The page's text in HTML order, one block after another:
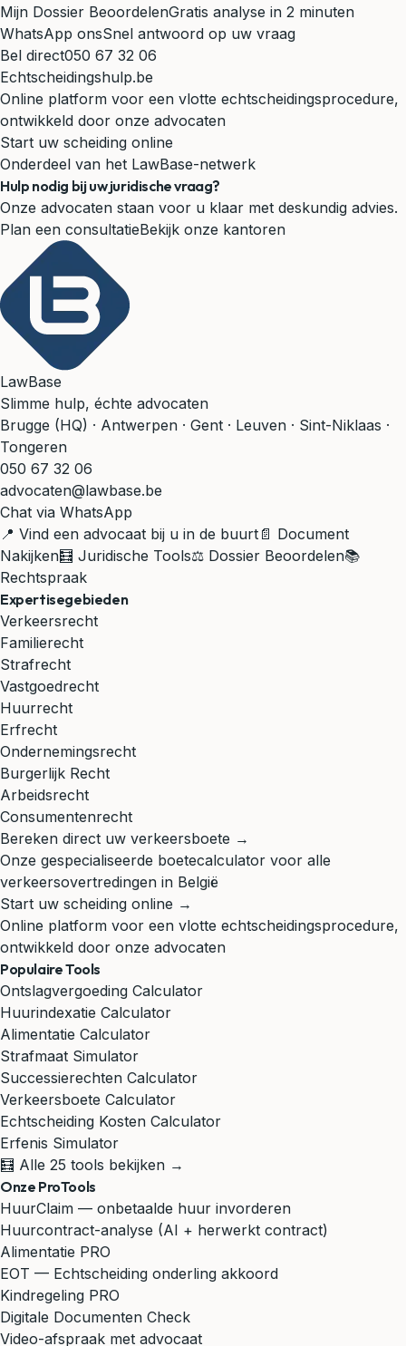
Mijn Dossier BeoordelenGratis analyse in 2 minuten
WhatsApp onsSnel antwoord op uw vraag
Bel direct050 67 32 06
Echtscheidingshulp.be
Online platform voor een vlotte echtscheidingsprocedure,
ontwikkeld door onze advocaten
Start uw scheiding online
Onderdeel van het LawBase-netwerk
Hulp nodig bij uw juridische vraag?
Onze advocaten staan voor u klaar met deskundig advies.
Plan een consultatieBekijk onze kantoren
LawBase
Slimme hulp, échte advocaten
Brugge (HQ) · Antwerpen · Gent · Leuven · Sint-Niklaas ·
Tongeren
050 67 32 06
advocaten@lawbase.be
Chat via WhatsApp
📍 Vind een advocaat bij u in de buurt 📄 Document
Nakijken🧮 Juridische Tools⚖️ Dossier Beoordelen📚
Rechtspraak
Expertisegebieden
Verkeersrecht
Familierecht
Strafrecht
Vastgoedrecht
Huurrecht
Erfrecht
Ondernemingsrecht
Burgerlijk Recht
Arbeidsrecht
Consumentenrecht
Bereken direct uw verkeersboete →
Onze gespecialiseerde boetecalculator voor alle
verkeersovertredingen in België
Start uw scheiding online →
Online platform voor een vlotte echtscheidingsprocedure,
ontwikkeld door onze advocaten
Populaire Tools
Ontslagvergoeding Calculator
Huurindexatie Calculator
Alimentatie Calculator
Strafmaat Simulator
Successierechten Calculator
Verkeersboete Calculator
Echtscheiding Kosten Calculator
Erfenis Simulator
🧮 Alle 25 tools bekijken →
Onze ProTools
HuurClaim — onbetaalde huur invorderen
Huurcontract-analyse (AI + herwerkt contract)
Alimentatie PRO
EOT — Echtscheiding onderling akkoord
Kindregeling PRO
Digitale Documenten Check
Video-afspraak met advocaat